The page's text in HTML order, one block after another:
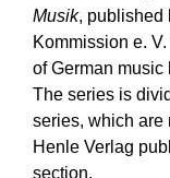
Musik, published
Kommission e.
of German music
The series is
series, which are
Henle Verlag
section.